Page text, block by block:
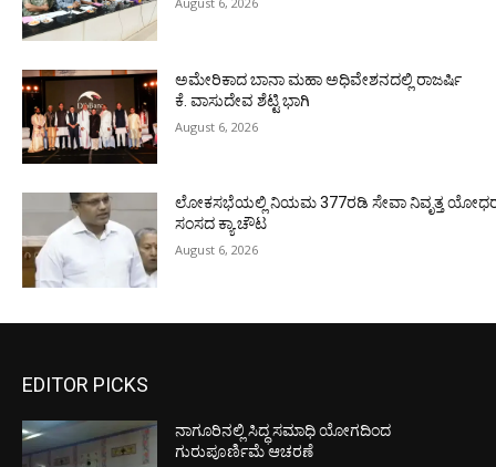
ಅಮೇರಿಕಾದ ಬಾನಾ ಮಹಾ ಅಧಿವೇಶನದಲ್ಲಿ ರಾಜರ್ಷಿ
ಕೆ. ವಾಸುದೇವ ಶೆಟ್ಟಿ ಭಾಗಿ
August 6, 2026
ಲೋಕಸಭೆಯಲ್ಲಿ ನಿಯಮ 377ರಡಿ ಸೇವಾ ನಿವೃತ್ತ
ಸಂಸದ ಕ್ಯಾ.ಚೌಟ
August 6, 2026
EDITOR PICKS
ನಾಗೂರಿನಲ್ಲಿ ಸಿದ್ಧ ಸಮಾಧಿ ಯೋಗದಿಂದ
ಗುರುಪೂರ್ಣಿಮೆ ಆಚರಣೆ